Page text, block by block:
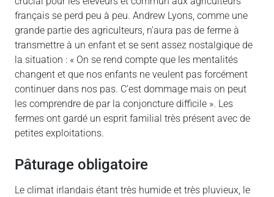
français se perd peu à peu. Andrew Lyons, comme une
grande partie des agriculteurs, n’aura pas de ferme à
transmettre à un enfant et se sent assez nostalgique de
la situation : « On se rend compte que les mentalités
changent et que nos enfants ne veulent pas forcément
continuer dans nos pas. C’est dommage mais on peut
les comprendre de par la conjoncture difficile ». Les
fermes ont gardé un esprit familial très présent avec de
petites exploitations.
Pâturage obligatoire
Le climat irlandais étant très humide et très pluvieux, le